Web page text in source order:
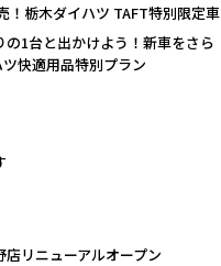
！栃木ダイハツ TAFT特別限定車
の1台と出かけよう！新車をさら
快適用品特別プラン
リニューアルオープン